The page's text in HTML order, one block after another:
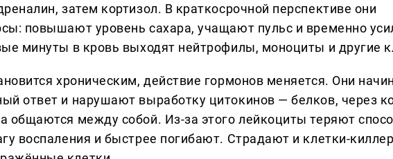
затем кортизол. В краткосрочной перспективе они
повышают уровень сахара, учащают пульс и временно
минуты в кровь выходят нейтрофилы, моноциты и другие
хроническим, действие гормонов меняется. Они
ответ и нарушают выработку цитокинов — белков, через
общаются между собой. Из-за этого лейкоциты теряют
воспаления и быстрее погибают. Страдают и клетки-